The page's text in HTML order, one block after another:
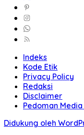
Indeks
Kode Etik
Privacy Policy
Redaksi
Disclaimer
Pedoman
Didukung oleh